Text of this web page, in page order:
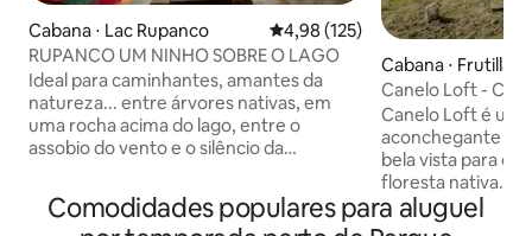
Cabana ⋅ Lac Rupanco 4,98 de uma avaliação média de
4,98 (125)
RUPANCO UM NINHO SOBRE O LAGO
Ideal para caminhantes, amantes da
natureza... entre árvores nativas, em
uma rocha acima do lago, entre o
assobio do vento e o silêncio da
oferece tranquilidade em uma paisagem
sul muito pouco frequentada.
Cabana ⋅ Frutillar
Canelo Loft -
Chile
Canelo Loft é
aconchegante
bela vista para os
floresta nativa. Condomínio tranquilo e
seguro, ideal para
lençóis e toalhas. Wi-Fi, Smart TV, A/C,
Comodidades populares para aluguel